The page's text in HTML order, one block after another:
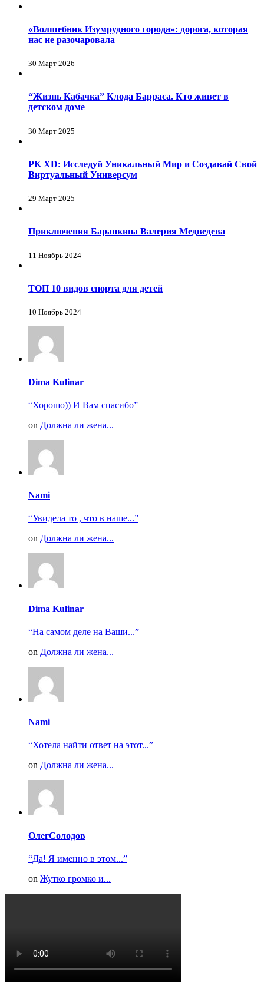
«Волшебник Изумрудного города»: дорога, которая
нас не разочаровала
30 Март 2026
“Жизнь Кабачка” Клода Барраса. Кто живет в
детском доме
30 Март 2025
PK XD: Исследуй Уникальный Мир и Создавай Свой
Виртуальный Универсум
29 Март 2025
Приключения Баранкина Валерия Медведева
11 Ноябрь 2024
ТОП 10 видов спорта для детей
10 Ноябрь 2024
Dima Kulinar
“Хорошо)) И Вам спасибо”
on Должна ли жена...
Nami
“Увидела то , что в наше...”
on Должна ли жена...
Dima Kulinar
“На самом деле на Ваши...”
on Должна ли жена...
Nami
“Хотела найти ответ на этот...”
on Должна ли жена...
ОлегСолодов
“Да! Я именно в этом...”
on Жутко громко и...